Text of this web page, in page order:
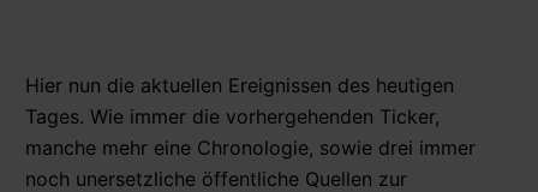
Hier nun die aktuellen Ereignissen des heutigen
Tages. Wie immer die vorhergehenden Ticker,
manche mehr eine Chronologie, sowie drei immer
noch unersetzliche öffentliche Quellen zur